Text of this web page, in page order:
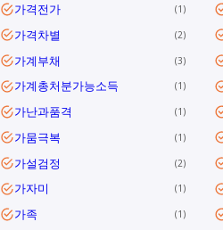
가격전가 1
가격차별 2
가계부채 3
가계총처분가능소득 1
가난과품격 1
가뭄극복 1
가설검정 2
가자미 1
가족 1